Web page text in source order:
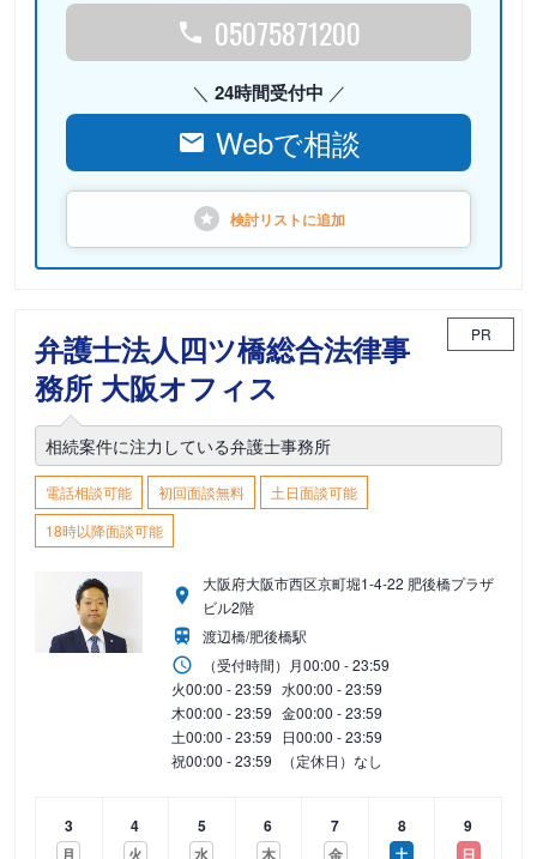
05075871200
24時間受付中
Webで相談
検討リストに追加
弁護士法人四ツ橋総合法律事
務所 大阪オフィス
PR
相続案件に注力している弁護士事務所
電話相談可能 初回面談無料
土日面談可能
18時以降面談可能
大阪府大阪市西区京町堀1-4-22 肥後橋プラザ
ビル2階
渡辺橋/肥後橋駅
（受付時間） 月00:00 - 23:59
火00:00 - 23:59 水00:00 - 23:59
木00:00 - 23:59 金00:00 - 23:59
土00:00 - 23:59 日00:00 - 23:59
祝00:00 - 23:59 （定休日）なし
3
月
4
火
5
水
6
木
7
金
8
土
9
日